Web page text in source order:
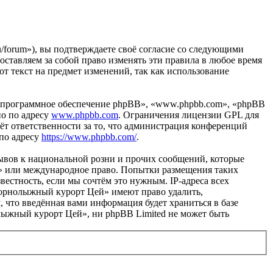
вы подтверждаете своё согласие со следующими
за собой право изменять эти правила в любое время
текст на предмет изменений, так как использование
обеспечение phpBB», «www.phpbb.com», «phpBB
по адресу www.phpbb.com. Ограничения лицензии GPL для
за то, что администрация конференций
адресу https://www.phpbb.com/.
к национальной розни и прочих сообщений, которые
или международное право. Попытки размещения таких
если мы сочтём это нужным. IP-адреса всех
курорт Цей» имеют право удалить,
введённая вами информация будет храниться в базе
курорт Цей», ни phpBB Limited не может быть